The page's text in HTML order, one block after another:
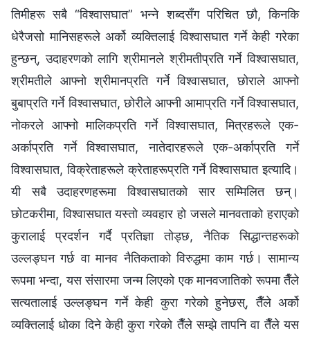
तिमीहरू सबै “विश्‍वासघात” भन्‍ने शब्दसँग परिचित छौ, किनकि
धेरैजसो मानिसहरूले अर्को व्यक्तिलाई विश्‍वासघात गर्ने केही गरेका
हुन्छन्, उदाहरणको लागि श्रीमानले श्रीमतीप्रति गर्ने विश्‍वासघात,
श्रीमतीले आफ्नो श्रीमानप्रति गर्ने विश्‍वासघात, छोराले आफ्नो
बुबाप्रति गर्ने विश्‍वासघात, छोरीले आफ्नी आमाप्रति गर्ने विश्‍वासघात,
नोकरले आफ्नो मालिकप्रति गर्ने विश्‍वासघात, मित्रहरूले एक-
अर्काप्रति गर्ने विश्‍वासघात, नातेदारहरूले एक-अर्काप्रति गर्ने
विश्‍वासघात, विक्रेताहरूले क्रेताहरूप्रति गर्ने विश्‍वासघात इत्यादि।
यी सबै उदाहरणहरूमा विश्‍वासघातको सार सम्मिलित छन्।
छोटकरीमा, विश्‍वासघात यस्तो व्यवहार हो जसले मानवताको हराएको
कुरालाई प्रदर्शन गर्दै प्रतिज्ञा तोड्छ, नैतिक सिद्धान्तहरूको
उल्लङ्‍घन गर्छ वा मानव नैतिकताको विरुद्धमा काम गर्छ। सामान्य
रूपमा भन्‍दा, यस संसारमा जन्म लिएको एक मानवजातिको रूपमा तैँले
सत्यतालाई उल्लङ्घन गर्ने केही कुरा गरेको हुनेछस्, तैँले अर्को
व्यक्तिलाई धोका दिने केही कुरा गरेको तैँले सम्झे तापनि वा तैँले यस